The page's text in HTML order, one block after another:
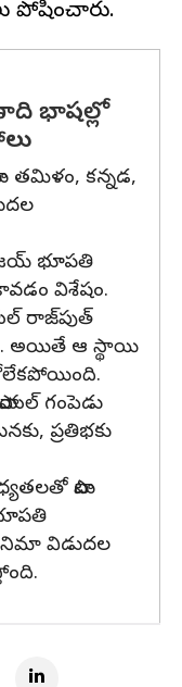
భాషల్లో
త‌మిళం, క‌న్న‌డ‌,
భూప‌తి
విశేషం.
రాజ్‌పుత్
అయితే ఆ స్థాయి
గంపెడు
ప్రతిభకు
పాటు
విడుదల